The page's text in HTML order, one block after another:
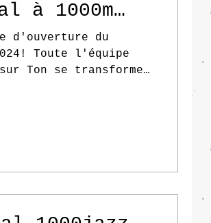
à 1000m
d'ouverture du
Ton se transforme